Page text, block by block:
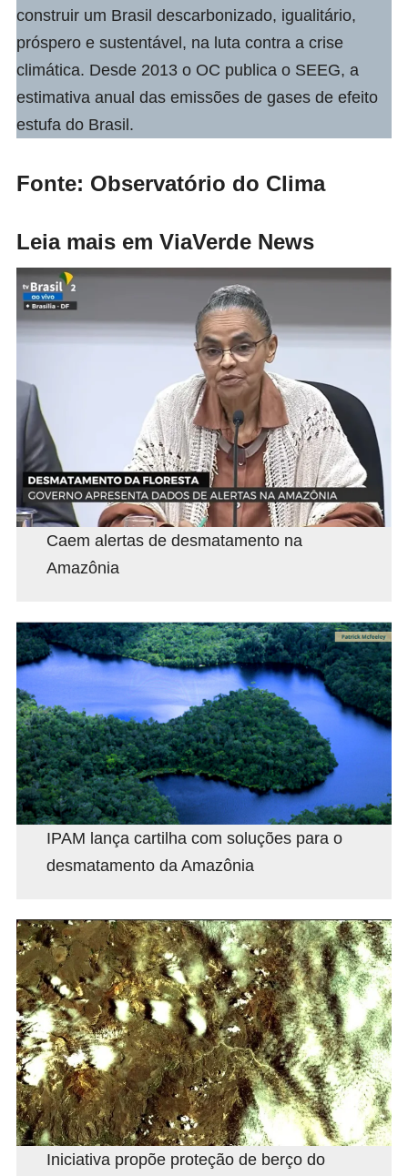
construir um Brasil descarbonizado, igualitário,
próspero e sustentável, na luta contra a crise
climática. Desde 2013 o OC publica o SEEG, a
estimativa anual das emissões de gases de efeito
estufa do Brasil.
Fonte: Observatório do Clima
Leia mais em ViaVerde News
Caem alertas de desmatamento na
Amazônia
IPAM lança cartilha com soluções para o
desmatamento da Amazônia
Iniciativa propõe proteção de berço do